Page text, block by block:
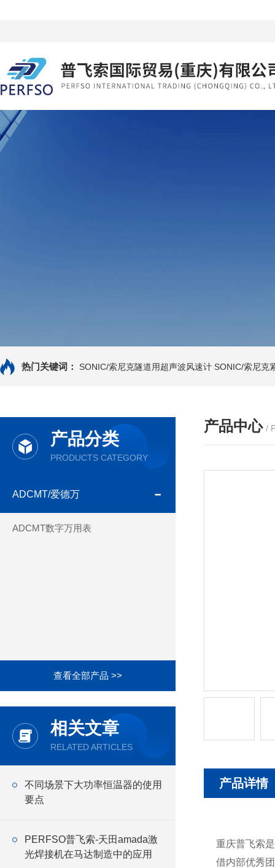
热门关键词： SONIC/索尼克隧道用超声波风速计 SONIC/索尼克
产品分类
PRODUCTS CATEGORY
ADCMT/爱德万
ADCMT数字万用表
查看全部产品 >>
相关文章
RELATED ARTICLES
不同场景下大功率恒温器的使用
要点
PERFSO普飞索-天田amada激
光焊接机在马达制造中的应用
产品中心 /
产品详情
重庆普飞索
借内部优秀